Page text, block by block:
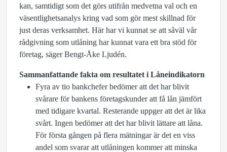
kan, samtidigt som det görs utifrån medvetna val och en
väsentlighetsanalys kring vad som gör mest skillnad för
just deras verksamhet. Här har vi kunnat se att såväl vår
rådgivning som utlåning har kunnat vara ett bra stöd för
företag, säger Bengt-Åke Ljudén.
Sammanfattande fakta om resultatet i Låneindikatorn
Fyra av tio bankchefer bedömer att det har blivit
svårare för bankens företagskunder att få lån jämfört
med tidigare kvartal. Resterande uppger att det är lika
svårt. Ingen bedömer att det har blivit lättare att låna.
För första gången på flera mätningar är det en viss
andel som svarar att utlåningen kommer att minska